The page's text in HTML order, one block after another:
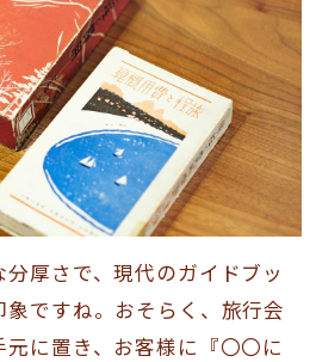
分厚さで、現代のガイドブッ
ですね。おそらく、旅行会
に置き、お客様に『〇〇に